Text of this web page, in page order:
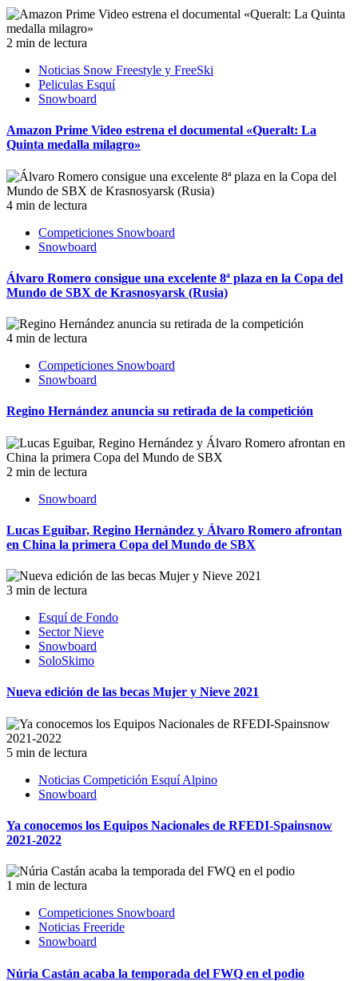
2 min de lectura
Noticias Snow Freestyle y FreeSki
Peliculas Esquí
Snowboard
Amazon Prime Video estrena el documental «Queralt: La
Quinta medalla milagro»
4 min de lectura
Competiciones Snowboard
Snowboard
Álvaro Romero consigue una excelente 8ª plaza en la Copa del
Mundo de SBX de Krasnosyarsk (Rusia)
4 min de lectura
Competiciones Snowboard
Snowboard
Regino Hernández anuncia su retirada de la competición
2 min de lectura
Snowboard
Lucas Eguibar, Regino Hernández y Álvaro Romero afrontan
en China la primera Copa del Mundo de SBX
3 min de lectura
Esquí de Fondo
Sector Nieve
Snowboard
SoloSkimo
Nueva edición de las becas Mujer y Nieve 2021
5 min de lectura
Noticias Competición Esquí Alpino
Snowboard
Ya conocemos los Equipos Nacionales de RFEDI-Spainsnow
2021-2022
1 min de lectura
Competiciones Snowboard
Noticias Freeride
Snowboard
Núria Castán acaba la temporada del FWQ en el podio